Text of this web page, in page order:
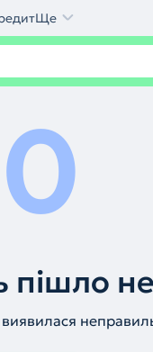
Ще
0
пішло